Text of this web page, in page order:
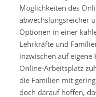
Möglichkeiten des
abwechslungsreicher
Optionen in einer
Lehrkräfte und
inzwischen auf eigene
Online-Arbeitsplatz
die Familien mit
doch darauf hoffen,